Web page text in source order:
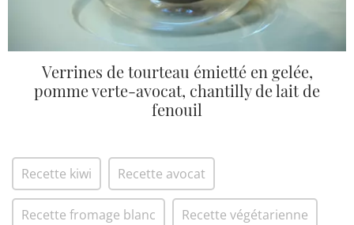
Verrines de tourteau émietté en gelée,
pomme verte-avocat, chantilly de lait de
fenouil
Recette kiwi Recette avocat
Recette fromage blanc Recette végétarienne